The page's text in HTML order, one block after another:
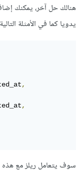
هنالك حل آخر، يمكنك
يدويا كما في الأمثلة التالية:
,
,